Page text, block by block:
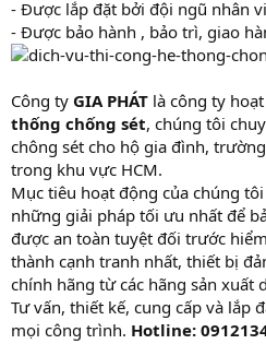
- Được lắp đặt bởi đội ngũ nhân
- Được bảo hành , bảo trì, giao
Công ty GIA PHÁT là công ty
thống chống sét, chúng tôi
chông sét cho hộ gia đình,
trong khu vực HCM.
Mục tiêu hoạt động của chúng
những giải pháp tối ưu nhất để
được an toàn tuyệt đối trước
thành cạnh tranh nhất, thiết bị
chính hãng từ các hãng sản xuất
Tư vấn, thiết kế, cung cấp và lắp
mọi công trình. Hotline: